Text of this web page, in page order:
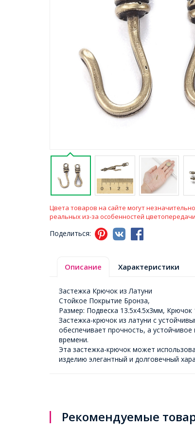
Цвета товаров на сайте могут
реальных из-за особенностей
Поделиться:
Описание Характеристики
Застежка Крючок из Латуни
Стойкое Покрытие Бронза,
Размер: Подвеска 13.5х4.5х3мм,
Застежка-крючок из латуни с
обеспечивает прочность, а
времени.
Эта застежка-крючок может
изделию элегантный и долговечный
Рекомендуемые